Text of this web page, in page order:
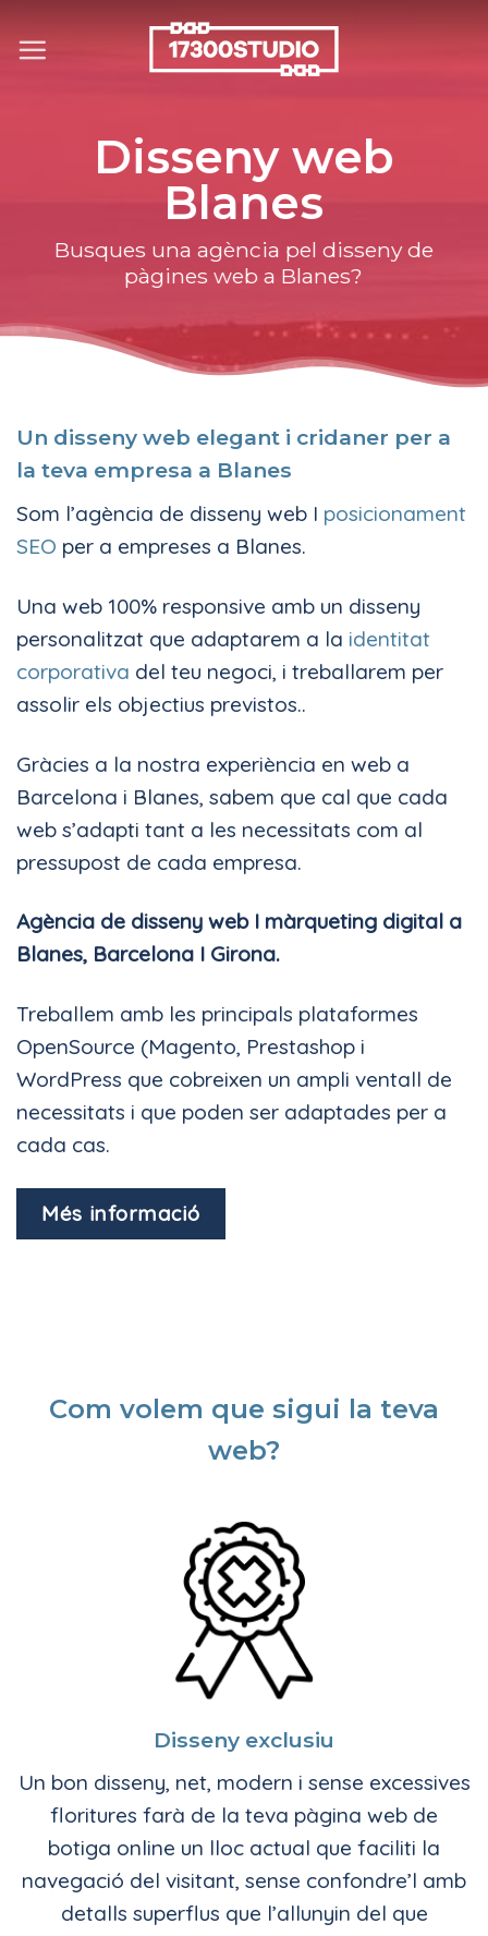
to
Disseny web
Blanes
Busques una agència pel disseny de
pàgines web a Blanes?
Un disseny web elegant i cridaner per a
la teva empresa a Blanes
Som l’agència de disseny web I posicionament
SEO per a empreses a Blanes.
Una web 100% responsive amb un disseny
personalitzat que adaptarem a la identitat
corporativa del teu negoci, i treballarem per
assolir els objectius previstos..
Gràcies a la nostra experiència en web a
Barcelona i Blanes, sabem que cal que cada
web s’adapti tant a les necessitats com al
pressupost de cada empresa.
Agència de disseny web I màrqueting digital a
Blanes, Barcelona I Girona.
Treballem amb les principals plataformes
OpenSource (Magento, Prestashop i
WordPress que cobreixen un ampli ventall de
necessitats i que poden ser adaptades per a
cada cas.
Més informació
Com volem que sigui la teva
web?
Disseny exclusiu
Un bon disseny, net, modern i sense excessives
floritures farà de la teva pàgina web de
botiga online un lloc actual que faciliti la
navegació del visitant, sense confondre’l amb
detalls superflus que l’allunyin del que